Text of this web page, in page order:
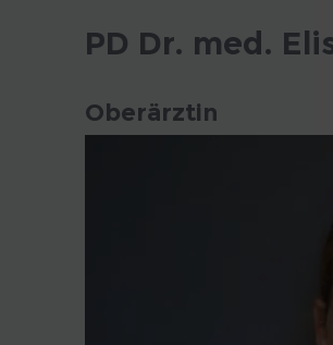
PD Dr. med.
Oberärztin